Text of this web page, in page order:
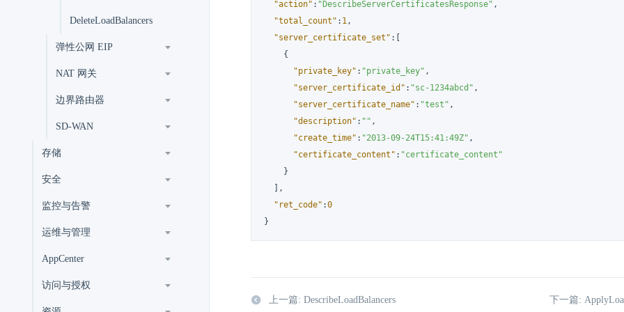
DeleteLoadBalancers
弹性公网 EIP
NAT 网关
边界路由器
SD-WAN
存储
安全
监控与告警
运维与管理
AppCenter
访问与授权
"action" : "DescribeServerCertificatesResponse" ,
"total_count" : 1,
"server_certificate_set" :
{
"private_key" : "private_key" ,
"server_certificate_id" : "sc-1234abcd" ,
"server_certificate_name" : "test" ,
"description" : "" ,
"create_time" : "2013-09-24T15:41:49Z" ,
"certificate_content" : "certificate_content"
}
,
"ret_code" :0
}
上一篇: DescribeLoadBalancers 下一篇: